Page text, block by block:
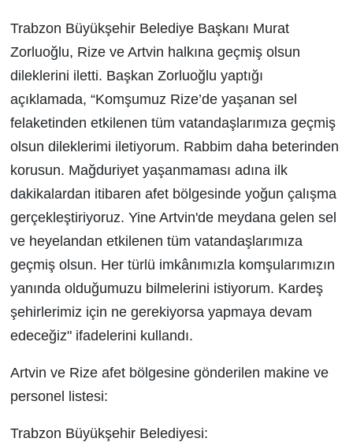
Trabzon Büyükşehir Belediye Başkanı Murat
Zorluoğlu, Rize ve Artvin halkına geçmiş olsun
dileklerini iletti. Başkan Zorluoğlu yaptığı
açıklamada, “Komşumuz Rize’de yaşanan sel
felaketinden etkilenen tüm vatandaşlarımıza geçmiş
olsun dileklerimi iletiyorum. Rabbim daha beterinden
korusun. Mağduriyet yaşanmaması adına ilk
dakikalardan itibaren afet bölgesinde yoğun çalışma
gerçekleştiriyoruz. Yine Artvin'de meydana gelen sel
ve heyelandan etkilenen tüm vatandaşlarımıza
geçmiş olsun. Her türlü imkânımızla komşularımızın
yanında olduğumuzu bilmelerini istiyorum. Kardeş
şehirlerimiz için ne gerekiyorsa yapmaya devam
edeceğiz" ifadelerini kullandı.
Artvin ve Rize afet bölgesine gönderilen makine ve
personel listesi:
Trabzon Büyükşehir Belediyesi: